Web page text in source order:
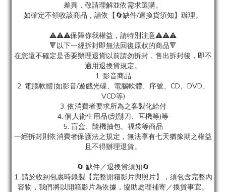
差異，敬請理解並依需求選購。
如確定不領收該商品，請依【🔄缺件/退換貨須知】辦理。
⚠️⚠️⚠️保障你我權益，請特別注意⚠️⚠️⚠️
🔻以下一經拆封即無法回復原狀的商品🔻
在您還不確定是否要辦理退貨以前請勿拆封，售出拆封後，即不
適用退換貨規定。
1. 影音商品
2. 電腦軟體(如影音/遊戲光碟、電腦軟體、序號、CD、DVD、
VCD等)
3. 依消費者要求所為之客製化給付
4. 個人衛生用品(刮鬍刀、耳機等)等
5. 盲盒、隨機抽包、福袋等商品
一經拆封則依消費者保護法之規定，無法享有七天猶豫期之權益
且不得辦理退貨。
🔄 缺件／退換貨須知🔄
1. 請於收到包裹時錄製【完整開箱影片與照片】，須包含完整內
容物，我們將以開箱影片為依據，協助處理補寄／換貨事宜。